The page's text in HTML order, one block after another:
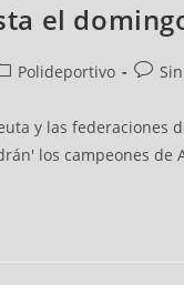
el
Polideportivo
y las federaciones
los campeones